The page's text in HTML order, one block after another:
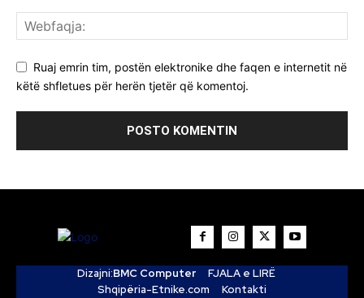
Ruaj emrin tim, postën elektronike dhe faqen e internetit në
këtë shfletues për herën tjetër që komentoj.
Dizajni:BMC Computer
FJALA e LIRË
Shqipëria-Etnike.com
Kontakti